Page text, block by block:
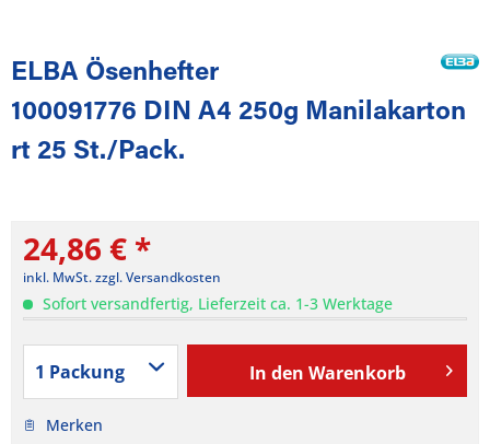
ELBA Ösenhefter
100091776 DIN A4 250g Manilakarton
rt 25 St./Pack.
24,86 € *
inkl. MwSt.zzgl. Versandkosten
Sofort versandfertig, Lieferzeit ca. 1-3 Werktage
In den Warenkorb
Merken